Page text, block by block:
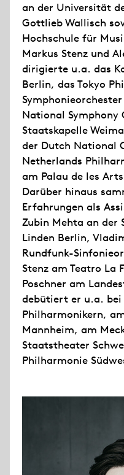
an der Universität
Gottlieb Wallisch
Hochschule für
Markus Stenz und
dirigierte u.a. das
Berlin, das Tokyo
National Symphony
Staatskapelle
der Dutch National
Netherlands
am Palau de les
Darüber hinaus
Erfahrungen als
Zubin Mehta an der
Linden Berlin,
Rundfunk-
Stenz am Teatro La
Poschner am
debütiert er u.a.
Philharmonikern,
Mannheim, am
Staatstheater
Philharmonie